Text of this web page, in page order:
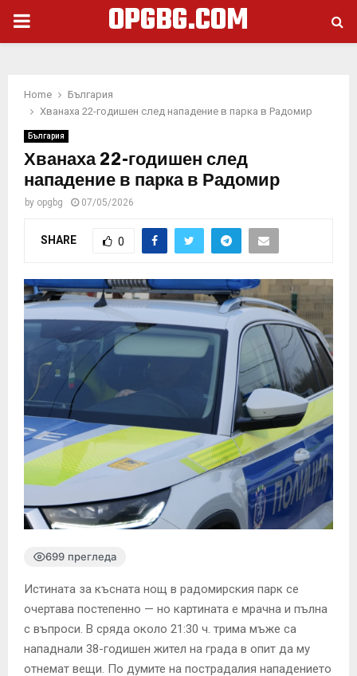
PRIMARY
OPGBG.COM
Home
България
Хванаха 22-годишен след нападение в парка в Радомир
България
Хванаха 22-годишен след
нападение в парка в Радомир
by opgbg 07/05/2026
SHARE 0
699 прегледа
Истината за късната нощ в радомирския парк се
очертава постепенно — но картината е мрачна и пълна
с въпроси. В сряда около 21:30 ч. трима мъже са
нападнали 38-годишен жител на града в опит да му
отнемат вещи. По думите на пострадалия нападението